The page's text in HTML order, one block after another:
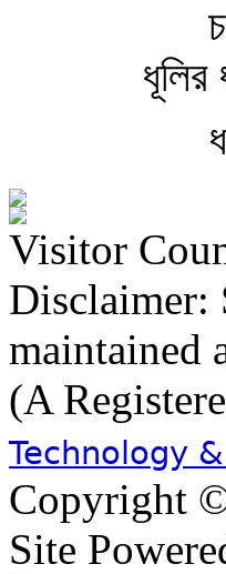
ধূলির
Visitor
Disclaimer:
maintained
(A
Technology
Copyright
Site